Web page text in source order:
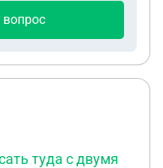
туда с двумя